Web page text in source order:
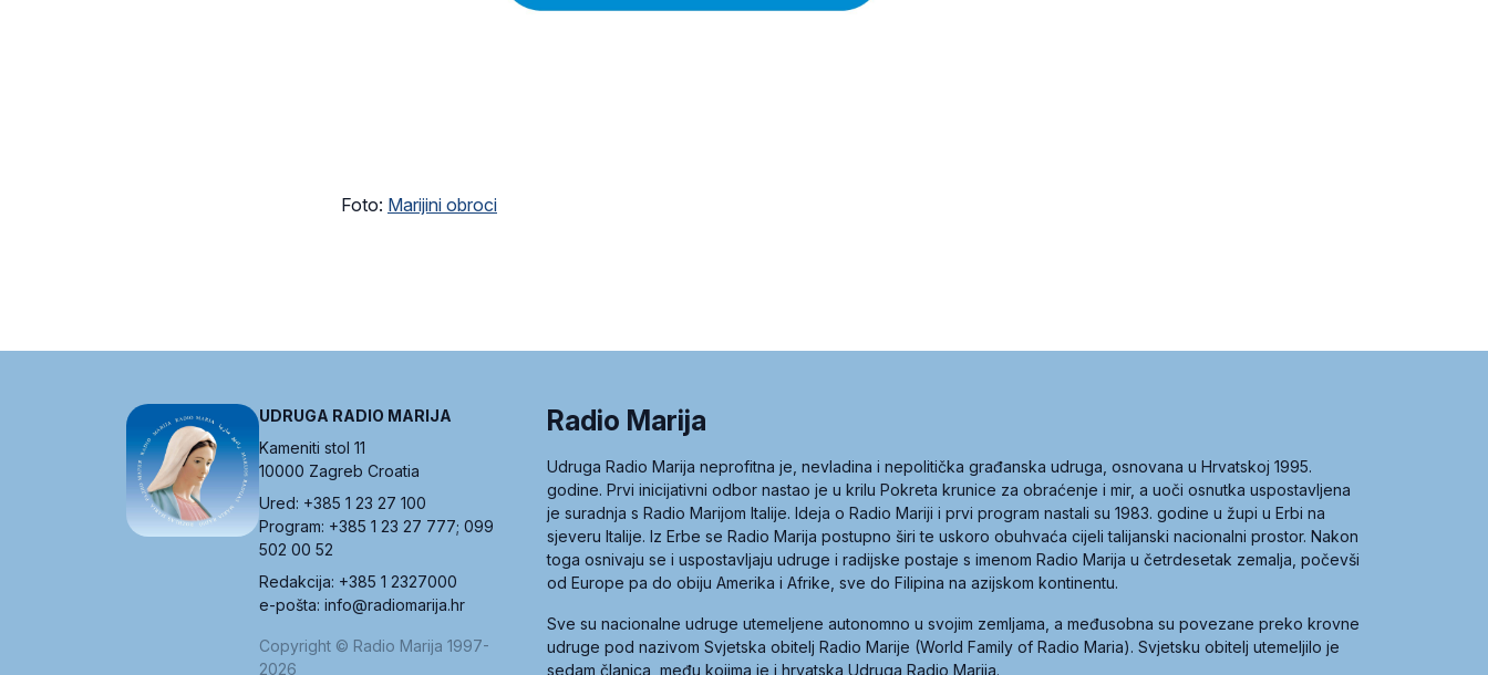
Foto: Marijini obroci
UDRUGA RADIO MARIJA
Kameniti stol 11
10000 Zagreb Croatia
Ured: +385 1 23 27 100
Program: +385 1 23 27 777; 099
502 00 52
Redakcija: +385 1 2327000
e-pošta: info@radiomarija.hr
Copyright © Radio Marija 1997-
2026
Radio Marija
Udruga Radio Marija neprofitna je, nevladina i nepolitička građanska udruga, osnovana u Hrvatskoj 1995.
godine. Prvi inicijativni odbor nastao je u krilu Pokreta krunice za obraćenje i mir, a uoči osnutka uspostavljena
je suradnja s Radio Marijom Italije. Ideja o Radio Mariji i prvi program nastali su 1983. godine u župi u Erbi na
sjeveru Italije. Iz Erbe se Radio Marija postupno širi te uskoro obuhvaća cijeli talijanski nacionalni prostor. Nakon
toga osnivaju se i uspostavljaju udruge i radijske postaje s imenom Radio Marija u četrdesetak zemalja, počevši
od Europe pa do obiju Amerika i Afrike, sve do Filipina na azijskom kontinentu.
Sve su nacionalne udruge utemeljene autonomno u svojim zemljama, a međusobna su povezane preko krovne
udruge pod nazivom Svjetska obitelj Radio Marije (World Family of Radio Maria). Svjetsku obitelj utemeljilo je
sedam članica, među kojima je i hrvatska Udruga Radio Marija.